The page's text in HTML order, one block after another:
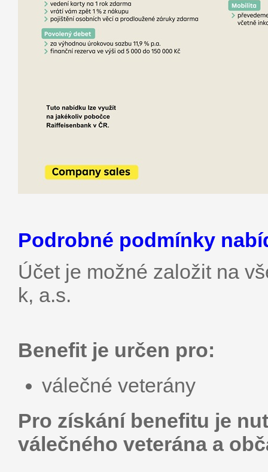
Podrobné podmínky
Účet je možné založit na
k, a.s.
Benefit je určen pro:
válečné veterány
Pro získání benefitu je
válečného veterána a